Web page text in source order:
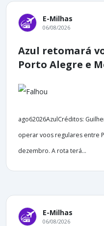
E-Milhas
06/08/2026
Azul retomará
Porto Alegre e
ago62026AzulCréditos:
operar voos regulares entre
dezembro. A rota terá...
E-Milhas
06/08/2026